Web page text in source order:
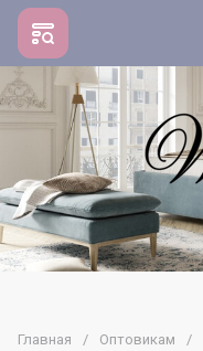
Главная / Оптовикам /